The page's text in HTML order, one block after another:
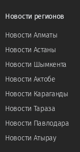
Новости регионов
Новости Алматы
Новости Астаны
Новости Шымкента
Новости Актобе
Новости Караганды
Новости Тараза
Новости Павлодара
Новости Атырау